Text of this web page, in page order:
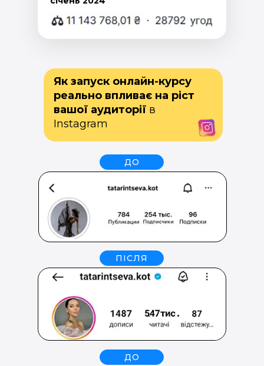
Як запуск онлайн-курсу
реально впливає на ріст
вашої аудиторії в
Instagram
ДО
ПІСЛЯ
ДО